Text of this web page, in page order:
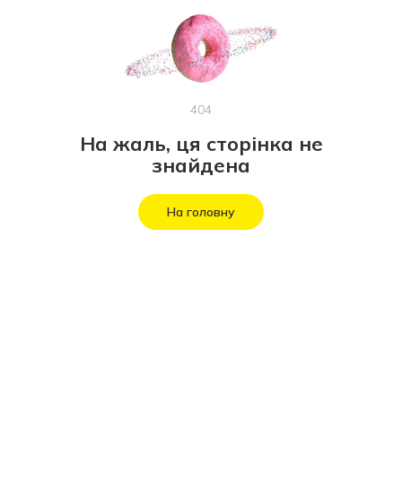
404
На жаль, ця сторінка не
знайдена
На головну